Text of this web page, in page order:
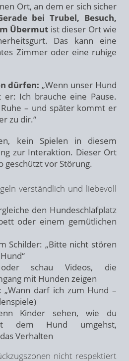
Ort, an dem er sich sicher
bei Trubel, Besuch,
Übermut ist dieser Ort wie
Das kann eine
Zimmer oder eine ruhige
dürfen: „Wenn unser Hund
Ich brauche eine Pause.
– und später kommt er
zu dir.“
kein Spielen in diesem
zur Interaktion. Dieser Ort
geschützt vor Störung.
verständlich und liebevoll
den Hundeschlafplatz
oder einem gemütlichen
Schilder: „Bitte nicht stören
schau Videos, die
mit Hunden zeigen
„Wann darf ich zum Hund –
Kinder sehen, wie du
dem Hund umgehst,
Verhalten
nicht respektiert